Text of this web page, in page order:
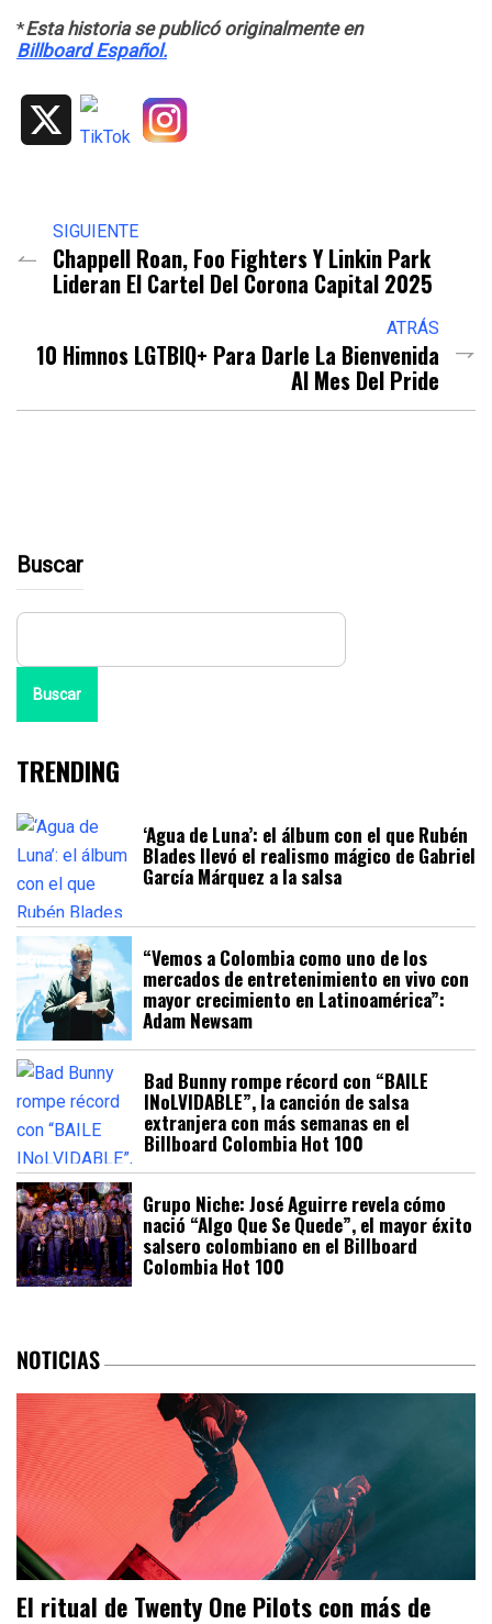
*Esta historia se publicó originalmente en
Billboard Español.
X
SIGUIENTE
Chappell Roan, Foo Fighters Y Linkin Park
Lideran El Cartel Del Corona Capital 2025
ATRÁS
10 Himnos LGTBIQ+ Para Darle La Bienvenida
Al Mes Del Pride
Buscar
Buscar
TRENDING
‘Agua de Luna’: el álbum con el que Rubén
Blades llevó el realismo mágico de Gabriel
García Márquez a la salsa
“Vemos a Colombia como uno de los
mercados de entretenimiento en vivo con
mayor crecimiento en Latinoamérica”:
Adam Newsam
Bad Bunny rompe récord con “BAILE
INoLVIDABLE”, la canción de salsa
extranjera con más semanas en el
Billboard Colombia Hot 100
Grupo Niche: José Aguirre revela cómo
nació “Algo Que Se Quede”, el mayor éxito
salsero colombiano en el Billboard
Colombia Hot 100
NOTICIAS
El ritual de Twenty One Pilots con más de